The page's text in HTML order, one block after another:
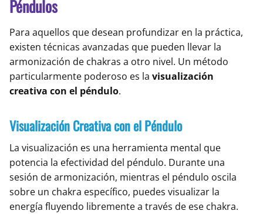
Péndulos
Para aquellos que desean profundizar en la práctica,
existen técnicas avanzadas que pueden llevar la
armonización de chakras a otro nivel. Un método
particularmente poderoso es la visualización
creativa con el péndulo.
Visualización Creativa con el Péndulo
La visualización es una herramienta mental que
potencia la efectividad del péndulo. Durante una
sesión de armonización, mientras el péndulo oscila
sobre un chakra específico, puedes visualizar la
energía fluyendo libremente a través de ese chakra.